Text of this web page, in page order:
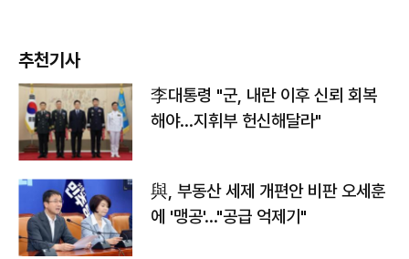
추천기사
李대통령 "군, 내란 이후 신뢰 회복
해야…지휘부 헌신해달라"
與, 부동산 세제 개편안 비판 오세훈
에 '맹공'…"공급 억제기"